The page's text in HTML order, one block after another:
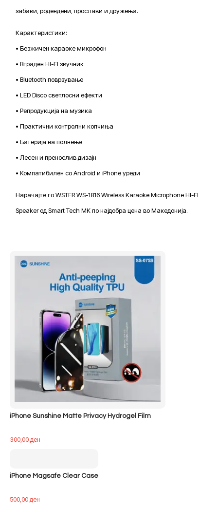
забави, родендени, прослави и дружења.
Карактеристики:
• Безжичен караоке микрофон
• Вграден HI-FI звучник
• Bluetooth поврзување
• LED Disco светлосни ефекти
• Репродукција на музика
• Практични контролни копчиња
• Батерија на полнење
• Лесен и пренослив дизајн
• Компатибилен со Android и iPhone уреди
Нарачајте го WSTER WS-1816 Wireless Karaoke Microphone HI-FI
Speaker од Smart Tech MK по најдобра цена во Македонија.
iPhone Sunshine Matte Privacy Hydrogel Film
300,00ден
iPhone Magsafe Clear Case
500,00ден